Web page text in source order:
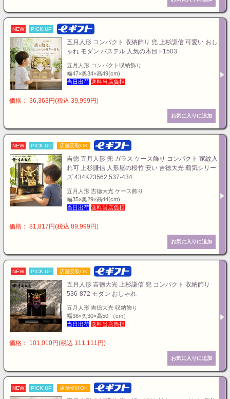
NEW PICK UP
五月人形 コンパクト 収納飾り 兜 上杉謙信 可愛い おし
ゃれ モダン パステル 人気の木目 F1503
五月人形 コンパクト収納飾り
幅47×奥34×高49(cm)
当日出荷 送料当店負担
価格： 36,363円(税込 39,999円)
NEW PICK UP 店舗受取OK
吉徳 五月人形 兜 ガラス ケース飾り コンパクト 家紋入
れ可 上杉謙信 人形屋の桜竹 安い 吉徳大光 覇気シリー
ズ 434K73562,537-434
五月人形 吉徳大光 ケース飾り
幅35×奥29×高44(cm)
当日出荷 送料当店負担
価格： 81,817円(税込 89,999円)
NEW PICK UP 店舗受取OK
五月人形 吉徳大光 上杉謙信 兜 コンパクト 収納飾り
536-872 モダン おしゃれ
五月人形 吉徳大光 収納飾り
幅38×奥30×高50 （cm）
当日出荷 送料当店負担
価格： 101,010円(税込 111,111円)
NEW PICK UP 店舗受取OK